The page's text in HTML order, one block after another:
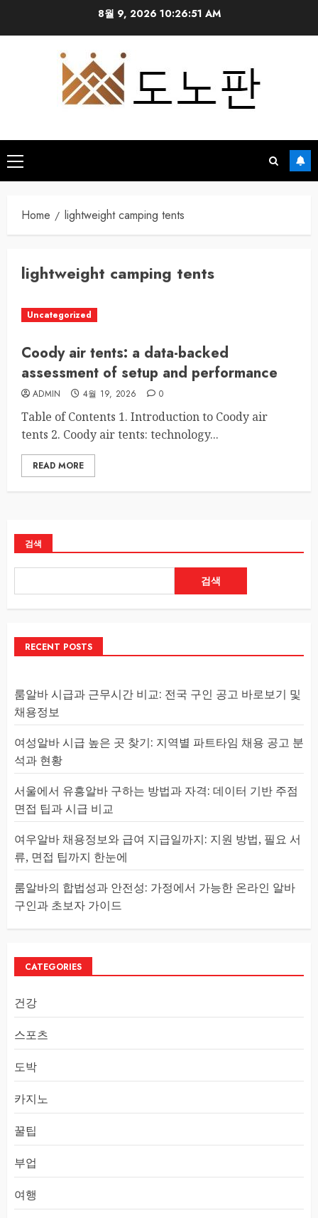
8월 9, 2026 10:26:51 AM
Primary
Menu
Home lightweight camping tents
lightweight camping tents
Uncategorized
Coody air tents: a data-backed
assessment of setup and performance
ADMIN 4월 19, 2026 0
Table of Contents 1. Introduction to Coody air
tents 2. Coody air tents: technology...
READ MORE
검색
검색
RECENT POSTS
룸알바 시급과 근무시간 비교: 전국 구인 공고 바로보기 및
채용정보
여성알바 시급 높은 곳 찾기: 지역별 파트타임 채용 공고 분
석과 현황
서울에서 유흥알바 구하는 방법과 자격: 데이터 기반 주점
면접 팁과 시급 비교
여우알바 채용정보와 급여 지급일까지: 지원 방법, 필요 서
류, 면접 팁까지 한눈에
룸알바의 합법성과 안전성: 가정에서 가능한 온라인 알바
구인과 초보자 가이드
CATEGORIES
건강
스포츠
도박
카지노
꿀팁
부업
여행